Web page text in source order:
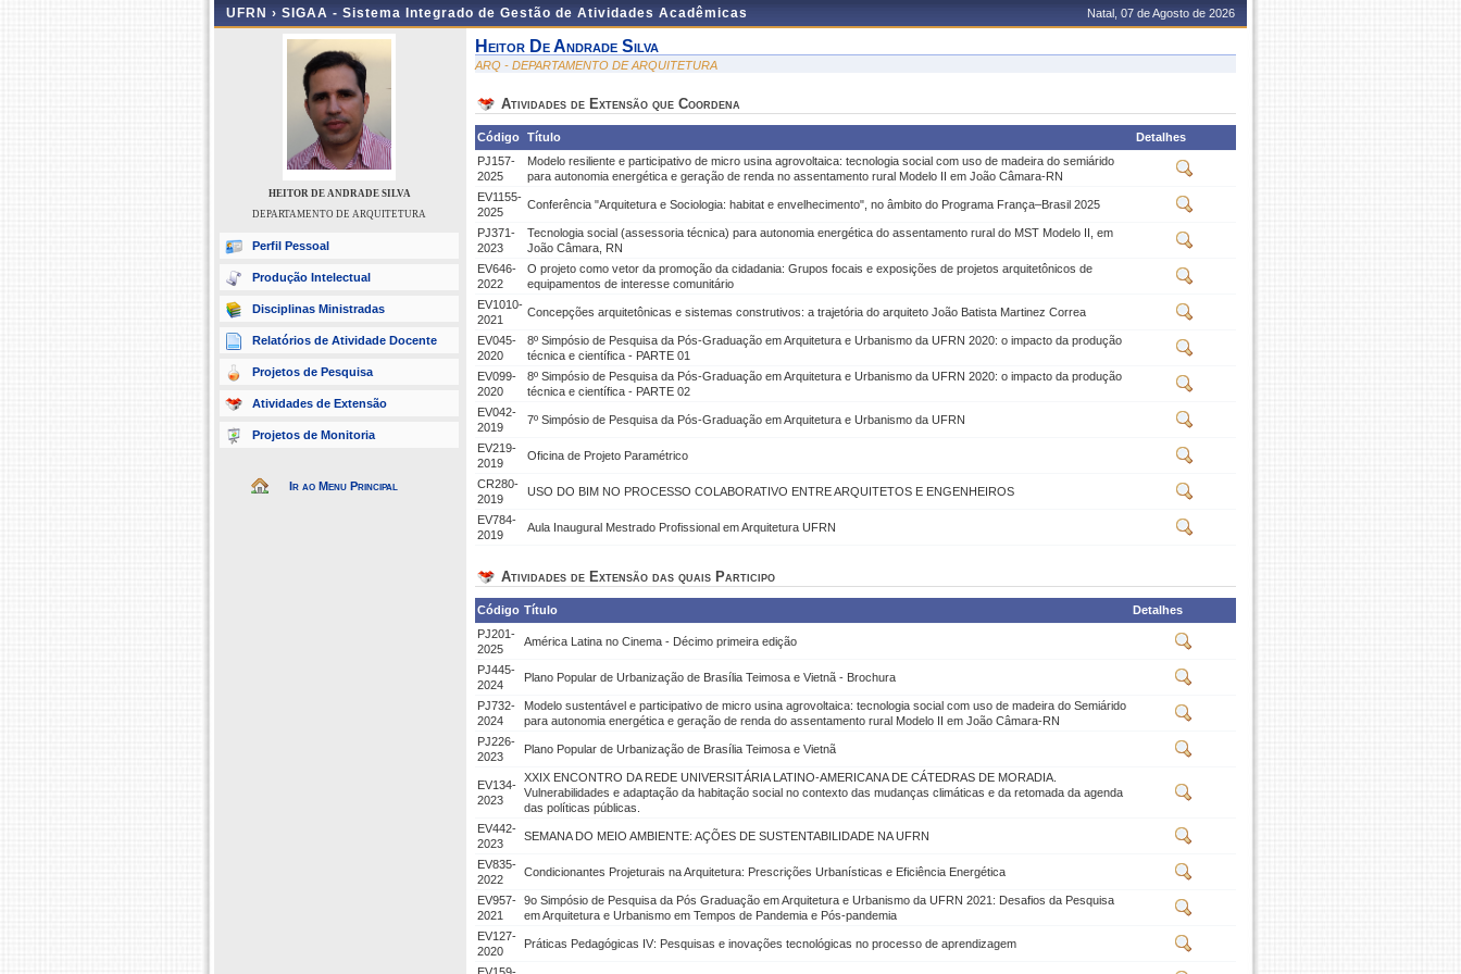
UFRN › SIGAA - Sistema Integrado de Gestão de Atividades Acadêmicas Natal, 07 de Agosto de 2026
HEITOR DE ANDRADE SILVA
DEPARTAMENTO DE ARQUITETURA
Perfil Pessoal
Produção Intelectual
Disciplinas Ministradas
Relatórios de Atividade Docente
Projetos de Pesquisa
Atividades de Extensão
Projetos de Monitoria
Ir ao Menu Principal
Heitor De Andrade Silva
ARQ - DEPARTAMENTO DE ARQUITETURA
Atividades de Extensão que Coordena
Código Título
Detalhes
PJ157-
2025
Modelo resiliente e participativo de micro usina agrovoltaica: tecnologia social com uso de madeira do semiárido
para autonomia energética e geração de renda no assentamento rural Modelo II em João Câmara-RN
EV1155-
2025
Conferência "Arquitetura e Sociologia: habitat e envelhecimento", no âmbito do Programa França–Brasil 2025
PJ371-
2023
Tecnologia social (assessoria técnica) para autonomia energética do assentamento rural do MST Modelo II, em
João Câmara, RN
EV646-
2022
O projeto como vetor da promoção da cidadania: Grupos focais e exposições de projetos arquitetônicos de
equipamentos de interesse comunitário
EV1010-
2021
Concepções arquitetônicas e sistemas construtivos: a trajetória do arquiteto João Batista Martinez Correa
EV045-
2020
8º Simpósio de Pesquisa da Pós-Graduação em Arquitetura e Urbanismo da UFRN 2020: o impacto da produção
técnica e científica - PARTE 01
EV099-
2020
8º Simpósio de Pesquisa da Pós-Graduação em Arquitetura e Urbanismo da UFRN 2020: o impacto da produção
técnica e científica - PARTE 02
EV042-
2019
7º Simpósio de Pesquisa da Pós-Graduação em Arquitetura e Urbanismo da UFRN
EV219-
2019
Oficina de Projeto Paramétrico
CR280-
2019
USO DO BIM NO PROCESSO COLABORATIVO ENTRE ARQUITETOS E ENGENHEIROS
EV784-
2019
Aula Inaugural Mestrado Profissional em Arquitetura UFRN
Atividades de Extensão das quais Participo
Código Título
Detalhes
PJ201-
2025
América Latina no Cinema - Décimo primeira edição
PJ445-
2024
Plano Popular de Urbanização de Brasília Teimosa e Vietnã - Brochura
PJ732-
2024
Modelo sustentável e participativo de micro usina agrovoltaica: tecnologia social com uso de madeira do Semiárido
para autonomia energética e geração de renda do assentamento rural Modelo II em João Câmara-RN
PJ226-
2023
Plano Popular de Urbanização de Brasília Teimosa e Vietnã
EV134-
2023
XXIX ENCONTRO DA REDE UNIVERSITÁRIA LATINO-AMERICANA DE CÁTEDRAS DE MORADIA.
Vulnerabilidades e adaptação da habitação social no contexto das mudanças climáticas e da retomada da agenda
das políticas públicas.
EV442-
2023
SEMANA DO MEIO AMBIENTE: AÇÕES DE SUSTENTABILIDADE NA UFRN
EV835-
2022
Condicionantes Projeturais na Arquitetura: Prescrições Urbanísticas e Eficiência Energética
EV957-
2021
9o Simpósio de Pesquisa da Pós Graduação em Arquitetura e Urbanismo da UFRN 2021: Desafios da Pesquisa
em Arquitetura e Urbanismo em Tempos de Pandemia e Pós-pandemia
EV127-
2020
Práticas Pedagógicas IV: Pesquisas e inovações tecnológicas no processo de aprendizagem